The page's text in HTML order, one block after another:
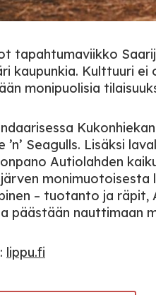
tapahtumaviikko
kaupunkia. Kulttuuri
monipuolisia
’n’ Seagulls. Lisäksi
Autiolahden
– tuotanto ja räpit,
päästään nauttimaan
lippu.fi